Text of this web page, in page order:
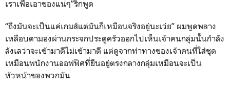
เราเพื่อเอาของแน่ๆ”ริกพูด
“ถึงมันจะเป็นแค่เกมส์แต่มันก็เหมือนจริงอยู่นะเว่ย” ผมพูดพลาง
เหลือบตามองผ่านกระจกประตูครัวออกไปเห็นเจ้าคนกลุ่มนั้นกำลัง
ลังเลว่าจะเข้ามาดีไม่เข้ามาดี แต่ดูจากท่าทางของเจ้าคนที่ใส่ชุด
เหมือนพนักงานออฟฟิศที่ยืนอยู่ตรงกลางกลุ่มเหมือนจะเป็น
หัวหน้าของพวกมัน